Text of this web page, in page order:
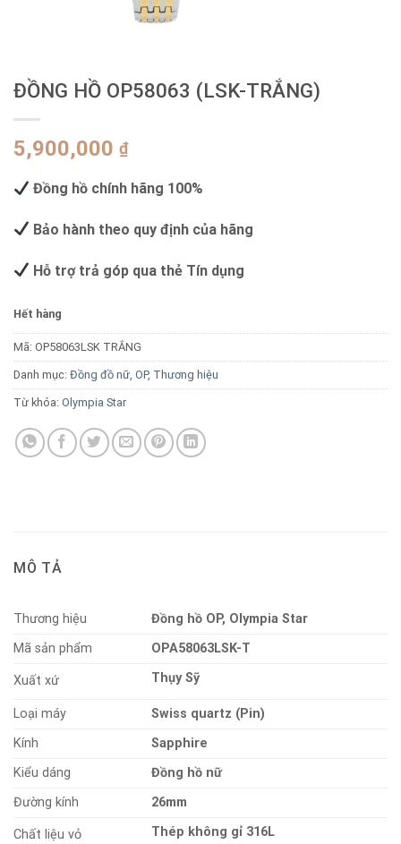
ĐỒNG HỒ OP58063 (LSK-TRẮNG)
5,900,000 ₫
Đồng hồ chính hãng 100%
Bảo hành theo quy định của hãng
Hỗ trợ trả góp qua thẻ Tín dụng
Hết hàng
Mã: OP58063LSK TRẮNG
Danh mục: Đồng đồ nữ, OP, Thương hiệu
Từ khóa: Olympia Star
MÔ TẢ
Thương hiệu
Đồng hồ OP, Olympia Star
Mã sản phẩm
OPA58063LSK-T
Xuất xứ Thụy Sỹ
Loại máy
Swiss quartz (Pin)
Kính
Sapphire
Kiểu dáng
Đồng hồ nữ
Đường kính
26mm
Chất liệu vỏ Thép không gỉ 316L